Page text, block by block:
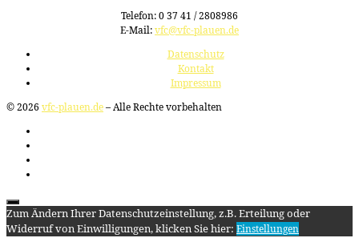
Telefon: 0 37 41 / 2808986
E-Mail:vfc@vfc-plauen.de
Datenschutz
Kontakt
Impressum
© 2026 vfc-plauen.de– Alle Rechte vorbehalten
Zum Ändern Ihrer Datenschutzeinstellung, z.B. Erteilung oder
Widerruf von Einwilligungen, klicken Sie hier: Einstellungen